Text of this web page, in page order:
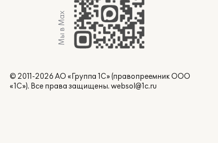
Мы в Max
© 2011-2026 АО «Группа 1С» (правопреемник ООО
«1С»). Все права защищены. websol@1c.ru